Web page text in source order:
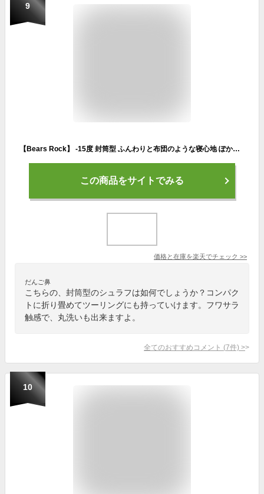
9
【Bears Rock】 -15度 封筒型 ふんわりと布団のような寝心地 ぽかぽか暖かい 洗える 丸洗い 防災にも使われています 寝袋 シュラフ 冬用 4シーズン 仮眠 防災用 -15℃ 自宅 家で 家の中 コンパクト キャンプ用品 車中泊 ツーリング 夏 冬
この商品をサイトでみる
価格と在庫を楽天でチェック >>
だんご鼻
こちらの、封筒型のシュラフは如何でしょうか？コンパク
トに折り畳めてツーリングにも持っていけます。フワサラ
触感で、丸洗いも出来ますよ。
全てのおすすめコメント (7件) >
10